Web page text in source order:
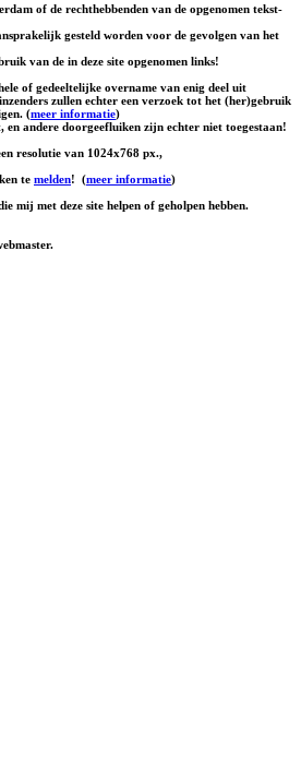
of de rechthebbenden van de opgenomen tekst-
gesteld worden voor de gevolgen van het
van de in deze site opgenomen links!
of gedeeltelijke overname van enig deel uit
zullen echter een verzoek tot het (her)gebruik
(meer informatie)
en andere doorgeefluiken zijn echter niet toegestaan!
resolutie van 1024x768 px.,
te melden! (meer informatie)
mij met deze site helpen of geholpen hebben.